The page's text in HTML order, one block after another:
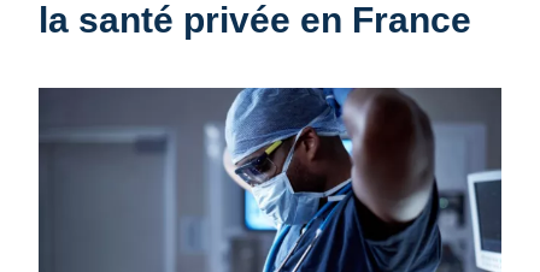
la santé privée en France